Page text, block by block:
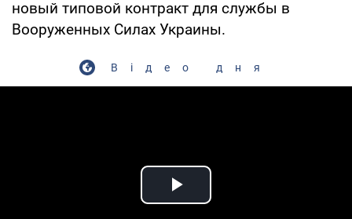
новый типовой контракт для службы в
Вооруженных Силах Украины.
Відео дня
Play Video